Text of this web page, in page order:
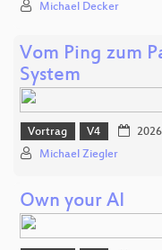
Michael Decker
Vom Ping zum
System
Vortrag V4
Michael Ziegler
Own your AI